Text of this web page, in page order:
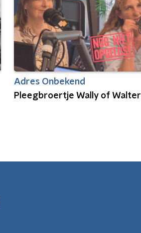
Adres Onbekend
Pleegbroertje Wally of Walter